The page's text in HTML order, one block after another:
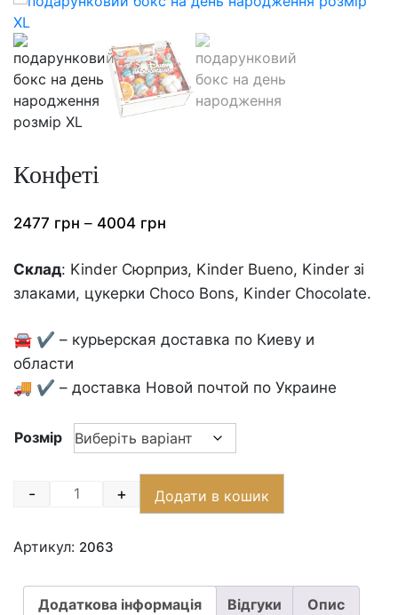
Конфеті
2477 грн – 4004 грн
2477
грн
4004
Склад: Kinder Сюрприз, Kinder Bueno, Kinder зі
злаками, цукерки Choco Bons, Kinder Chocolate.
🚘 ✔️ – курьерская доставка по Киеву и
области
🚚 ✔️ – доставка Новой почтой по Украине
Розмір
Quantity
- + Додати в кошик
Артикул: 2063
Додаткова інформація Відгуки Опис